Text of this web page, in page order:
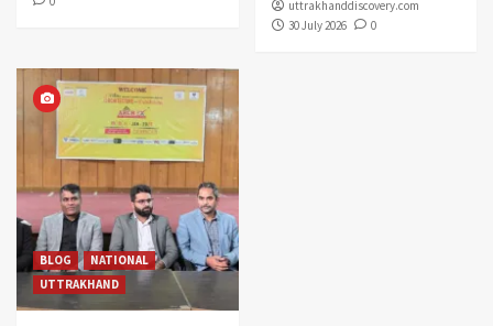
uttrakhanddiscovery.com
30 July 2026
0
BLOG
NATIONAL
UTTRAKHAND